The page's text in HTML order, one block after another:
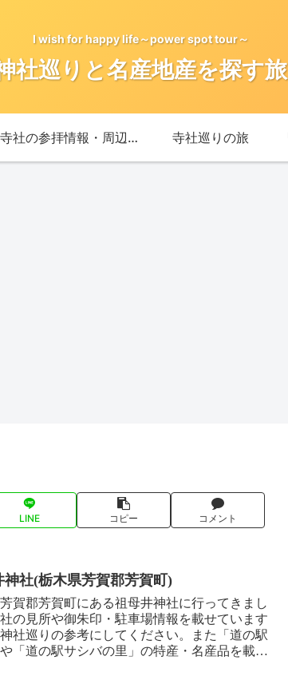
I wish for happy life～power spot tour～
社巡りと名産地産を探す旅
寺社の参拝情報・周辺情報 寺社巡りの旅
LINE コピー コメント
神社(栃木県芳賀郡芳賀町)
賀郡芳賀町にある祖母井神社に行ってきまし
の見所や御朱印・駐車場情報を載せています
社巡りの参考にしてください。また「道の駅
「道の駅サシバの里」の特産・名産品を載せ